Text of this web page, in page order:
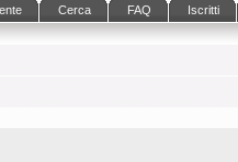
Cerca FAQ Iscritti